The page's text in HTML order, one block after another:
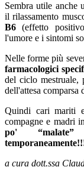
Sembra utile anche
il rilassamento
B6 (effetto
l'umore e i sintomi
Nelle forme più
farmacologici
del ciclo mestruale,
dell'attesa comparsa
Quindi cari mariti
compagne e madri
po' “malate”
a cura dott.ssa